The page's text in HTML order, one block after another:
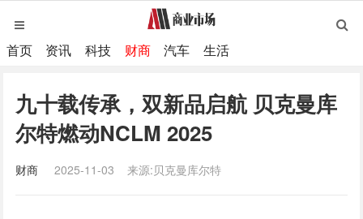
首页 资讯 科技 财商 汽车 生活
九十载传承，双新品启航 贝克曼库
尔特燃动NCLM 2025
财商 2025-11-03 来源:贝克曼库尔特